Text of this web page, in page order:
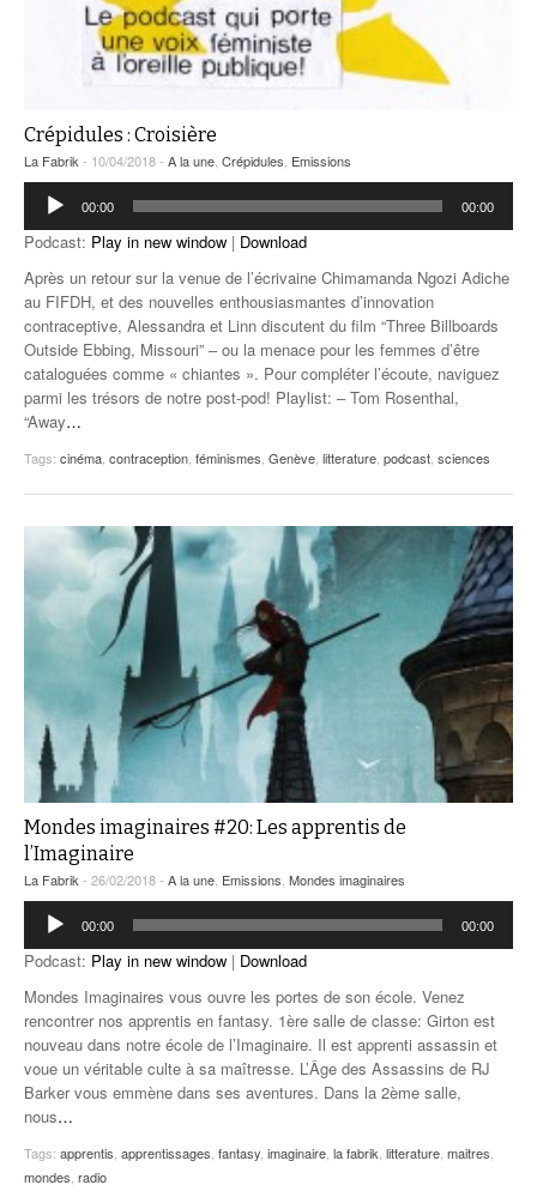
Crépidules : Croisière
La Fabrik - 10/04/2018 - A la une Crépidules Emissions
Lecteur
audio
00:00 00:00
Podcast: Play in new window | Download
Après un retour sur la venue de l’écrivaine Chimamanda Ngozi Adiche
au FIFDH, et des nouvelles enthousiasmantes d’innovation
contraceptive, Alessandra et Linn discutent du film “Three Billboards
Outside Ebbing, Missouri” – ou la menace pour les femmes d’être
cataloguées comme « chiantes ». Pour compléter l’écoute, naviguez
parmi les trésors de notre post-pod! Playlist: – Tom Rosenthal,
“Away…
Tags: cinéma contraception féminismes Genève litterature podcast sciences
Mondes imaginaires #20: Les apprentis de
l’Imaginaire
La Fabrik - 26/02/2018 - A la une Emissions Mondes imaginaires
Lecteur
audio
00:00 00:00
Podcast: Play in new window | Download
Mondes Imaginaires vous ouvre les portes de son école. Venez
rencontrer nos apprentis en fantasy. 1ère salle de classe: Girton est
nouveau dans notre école de l’Imaginaire. Il est apprenti assassin et
voue un véritable culte à sa maîtresse. L’Âge des Assassins de RJ
Barker vous emmène dans ses aventures. Dans la 2ème salle,
nous…
Tags: apprentis apprentissages fantasy imaginaire la fabrik litterature maitres
mondes radio